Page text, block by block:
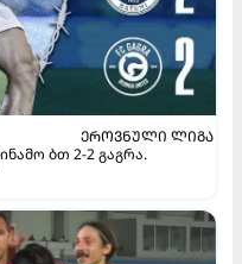
ᲔᲠᲝᲕᲜᲣᲚᲘ ᲚᲘᲒᲐ
ბთ 2-2 გაგრა.